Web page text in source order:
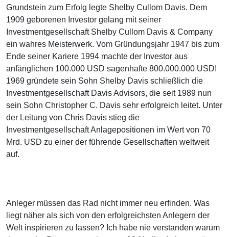
Grundstein zum Erfolg legte Shelby Cullom Davis. Dem
1909 geborenen Investor gelang mit seiner
Investmentgesellschaft Shelby Cullom Davis & Company
ein wahres Meisterwerk. Vom Gründungsjahr 1947 bis zum
Ende seiner Kariere 1994 machte der Investor aus
anfänglichen 100.000 USD sagenhafte 800.000.000 USD!
1969 gründete sein Sohn Shelby Davis schließlich die
Investmentgesellschaft Davis Advisors, die seit 1989 nun
sein Sohn Christopher C. Davis sehr erfolgreich leitet. Unter
der Leitung von Chris Davis stieg die
Investmentgesellschaft Anlagepositionen im Wert von 70
Mrd. USD zu einer der führende Gesellschaften weltweit
auf.
Anleger müssen das Rad nicht immer neu erfinden. Was
liegt näher als sich von den erfolgreichsten Anlegern der
Welt inspirieren zu lassen? Ich habe nie verstanden warum